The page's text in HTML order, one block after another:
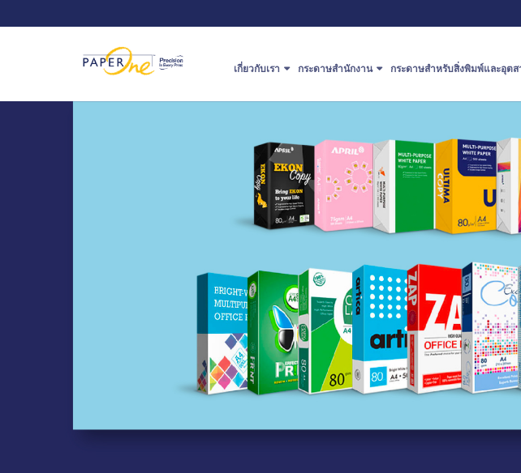
เกี่ยวกับเรา
ประวัติของ Paperone™
Journey of PaperOne™
เกี่ยวกับ APRIL Group
ProDigi™ HD Print Technology
ใบรับรองและรางวัลที่ได้รับ
ติดต่อเรา
กระดาษสำนักงาน
ประเภทของ
กระดาษสำนักงาน
การใช้กระดาษ
สำนักงาน
สถาปัตยกรรม
ความคิดสร้าง
การเงิน
การศึกษา
การบริการสุข
กระดาษสำหรับสิ่งพิมพ์และอุต
ประเภทของกระดาษ
พิมพ์และอุตสาหกรรม
PaperOne™ Offset
Premium Print
QPC สิทธิประโยชน์ส
ของเรา
PaperOne™
Program